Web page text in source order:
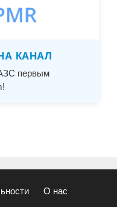
КАНАЛ
первым
О нас